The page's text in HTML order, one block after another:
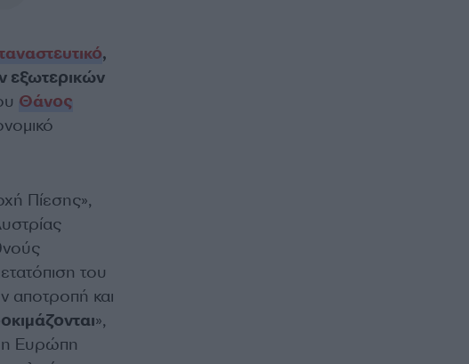
,
εξωτερικών
Θάνος
Πίεσης»,
του
αποτροπή και
»,
η Ευρώπη